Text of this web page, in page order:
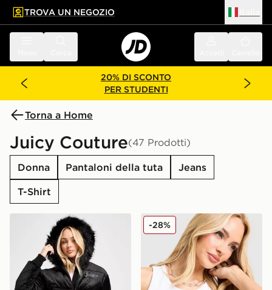
principale
a fondo pagina
TROVA UN NEGOZIO
20% DI SCONTO
PER STUDENTI
Torna a Home
Juicy Couture(47 Prodotti)
Donna Pantaloni della tuta
Jeans
T-Shirt
JUICY COUTURE Giubbotto Diamante Velour Padded
JUICY COUTURE Canotta
-28%